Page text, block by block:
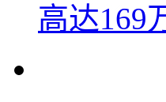
高达169